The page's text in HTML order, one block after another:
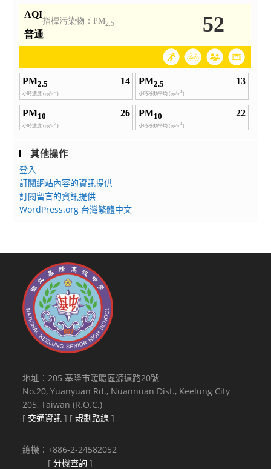
其他操作
登入
訂閱網站內容的資訊提供
訂閱留言的資訊提供
WordPress.org 台灣繁體中文
地址：205 基隆市暖暖區源遠路20號
No.20, Yuanyuan Rd., Nuannuan Dist., Keelung City
205, Taiwan (R.O.C.)
[ 交通資訊 ] [規劃路線 ]
總機：+886-2-24582052
[分機查詢 ]